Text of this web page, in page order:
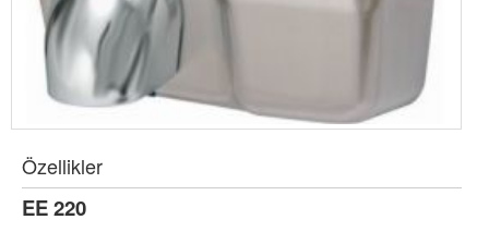
Özellikler
EE 220